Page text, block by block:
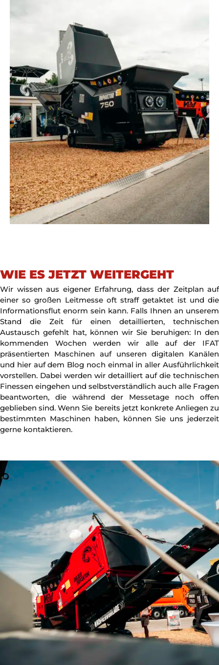
WIE ES JETZT WEITERGEHT
Wir wissen aus eigener Erfahrung, dass der Zeitplan auf
einer so großen Leitmesse oft straff getaktet ist und die
Informationsflut enorm sein kann. Falls Ihnen an unserem
Stand die Zeit für einen detaillierten, technischen
Austausch gefehlt hat, können wir Sie beruhigen: In den
kommenden Wochen werden wir alle auf der IFAT
präsentierten Maschinen auf unseren digitalen Kanälen
und hier auf dem Blog noch einmal in aller Ausführlichkeit
vorstellen. Dabei werden wir detailliert auf die technischen
Finessen eingehen und selbstverständlich auch alle Fragen
beantworten, die während der Messetage noch offen
geblieben sind. Wenn Sie bereits jetzt konkrete Anliegen zu
bestimmten Maschinen haben, können Sie uns jederzeit
gerne kontaktieren.